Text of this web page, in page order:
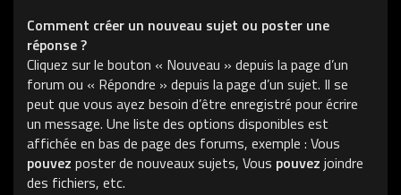
Comment créer un nouveau sujet ou poster une
réponse ?
Cliquez sur le bouton « Nouveau » depuis la page d’un
forum ou « Répondre » depuis la page d’un sujet. Il se
peut que vous ayez besoin d’être enregistré pour écrire
un message. Une liste des options disponibles est
affichée en bas de page des forums, exemple : Vous
pouvez poster de nouveaux sujets, Vous pouvez joindre
des fichiers, etc.